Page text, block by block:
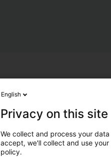
English
Privacy on this site
We collect and process your
accept, we'll collect and use
policy.